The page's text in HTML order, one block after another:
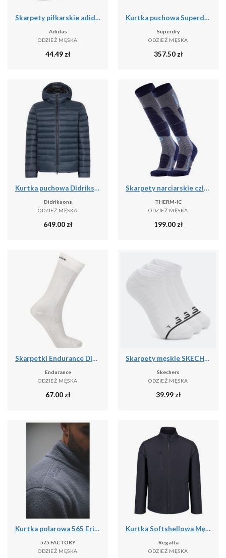
Skarpety piłkarskie adidas Light
Adidas
ODZIEŻ MĘSKA
44.49 zł
Kurtka puchowa Superdry Fuji Lite
Superdry
ODZIEŻ MĘSKA
357.50 zł
Kurtka puchowa Didriksons Mauro
Didriksons
ODZIEŻ MĘSKA
649.00 zł
Skarpety narciarskie czlowiek Therm-ic Ski Merino Reflector Men wysokosc kolano
THERM-IC
ODZIEŻ MĘSKA
199.00 zł
Skarpetki Endurance Dingwall
Endurance
ODZIEŻ MĘSKA
67.00 zł
Skarpety męskie SKECHERS 1/2 Terry No Show 3
Skechers
ODZIEŻ MĘSKA
39.99 zł
Kurtka polarowa 565 Erima Ts szara
575 FACTORY
ODZIEŻ MĘSKA
Kurtka Softshellowa Męska Trzywarstwowa
Regatta
ODZIEŻ MĘSKA